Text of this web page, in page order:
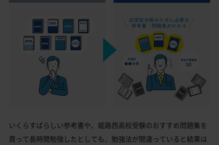
いくらすばらしい参考書や、姫路西高校受験のおすすめ問題集を
買って長時間勉強したとしても、勉強法が間違っていると結果は